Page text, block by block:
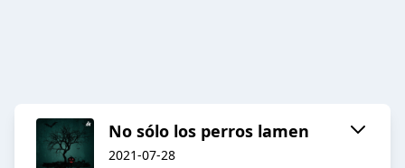
No sólo los perros lamen
2021-07-28